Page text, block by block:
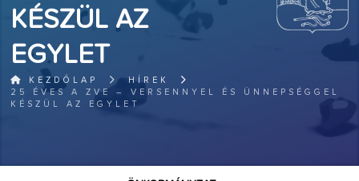
KÉSZÜL AZ
EGYLET
KEZDŐLAP
HÍREK
25 ÉVES A ZVE – VERSENNYEL ÉS ÜNNEPSÉGGEL
KÉSZÜL AZ EGYLET